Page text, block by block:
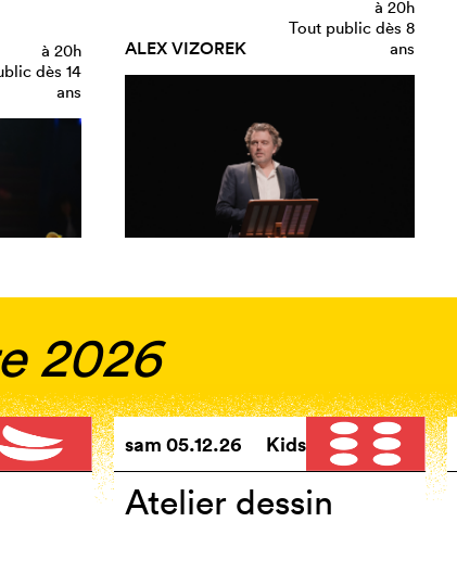
à 20h
dès 14
ans
ALEX VIZOREK
à 20h
Tout public dès 8
ans
2026
sam 05.12.26 Kids
Atelier dessin